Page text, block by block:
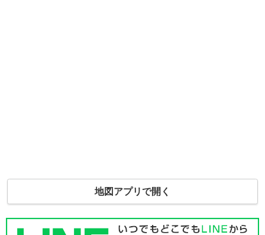
地図アプリで開く